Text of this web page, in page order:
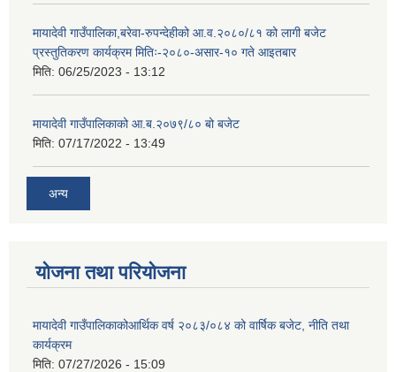
मायादेवी गाउँपालिका,बरेवा-रुपन्देहीको आ.व.२०८०/८१ को लागी बजेट
प्रस्तुतिकरण कार्यक्रम मितिः-२०८०-असार-१० गते आइतबार
मिति: 06/25/2023 - 13:12
मायादेवी गाउँपालिकाको आ.ब.२०७९/८० बो बजेट
मिति: 07/17/2022 - 13:49
अन्य
योजना तथा परियोजना
मायादेवी गाउँपालिकाकोआर्थिक वर्ष २०८३/०८४ को वार्षिक बजेट, नीति तथा
कार्यक्रम
मिति: 07/27/2026 - 15:09